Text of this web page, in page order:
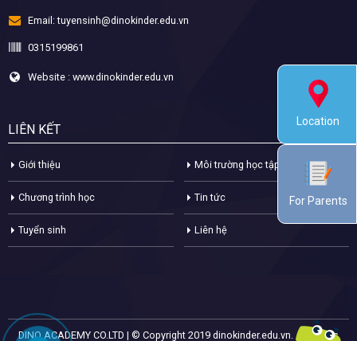
Email: tuyensinh@dinokinder.edu.vn
0315199861
Website : www.dinokinder.edu.vn
LIÊN KẾT
Giới thiệu
Chương trình học
Tuyển sinh
Môi trường học tập
Tin tức
Liên hệ
DINO ACADEMY CO.LTD | © Copyright 2019 dinokinder.edu.vn. All Rights
Location
For Parents